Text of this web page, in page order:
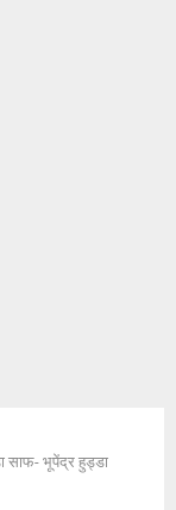
साफ- भूपेंद्र हुड्डा